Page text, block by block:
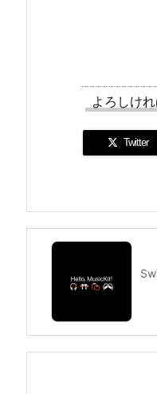
よろしけ
Twitter